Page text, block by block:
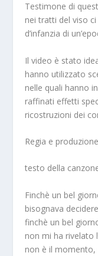
Testimone di
nei tratti del viso
d’infanzia di
Il video è stato
hanno utilizzato
nelle quali hanno
raffinati effetti
ricostruzioni dei
Regia e
testo della
Finchè un bel
bisognava decidere
finchè un bel
non mi ha rivelato
non è il